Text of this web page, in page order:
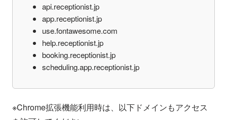
api.receptionist.jp
app.receptionist.jp
use.fontawesome.com
help.receptionist.jp
booking.receptionist.jp
scheduling.app.receptionist.jp
※Chrome拡張機能利用時は、以下ドメインもアクセス